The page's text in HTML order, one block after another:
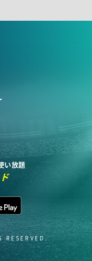
い放題
RESERVED.